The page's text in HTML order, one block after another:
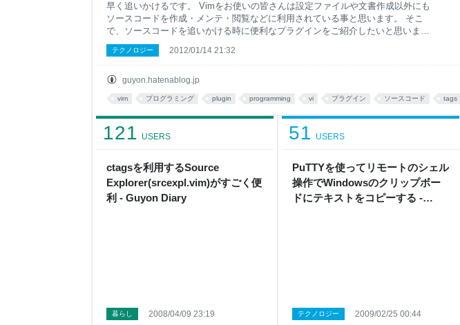
guyon.hatenablog.jp
早く追いかけるです。 Vimをお使いの皆さんは設定ファイルや文書作成以外にも
ソースコードを作成・メンテ・閲覧などに利用されている事と思います。 そこ
で、ソースコードを追いかける時に便利なプラグインをご紹介したいと思いま
す。なお、この記事は過去に私が書いたエントリーを再構成した内容となってい
ます。 追いかけるソースコードを用意する まずは、追いかけたいソースコード
が作った、巷で話題のRubyのBundler（やVimのVundle）ライクなPHP版Onionで
す。 $ git clone https://github.com/c9s/Onion.git cd ./Onion プラグインを設定す
る Source Exp
テクノロジー 2012/01/14 21:32
vim プログラミング plugin programming vi プラグイン ソースコード tags
ctagsを利用するSource
Explorer(srcexpl.vim)がすごく便
利 - Guyon Diary
121 USERS
暮らし 2008/04/09 23:19
PuTTYを使ってリモートのシェル
操作でWindowsのクリップボー
ドにテキストをコピーする -
51 USERS
テクノロジー 2009/02/25 00:44